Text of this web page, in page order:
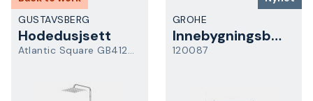
GUSTAVSBERG
Hodedusjsett
Atlantic Square GB41201335
GROHE
Innebygningsboks
120087